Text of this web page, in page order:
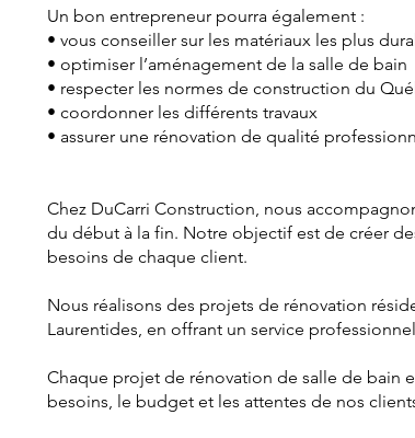
Un bon entrepreneur pourra également :
• vous conseiller sur les matériaux les plus
• optimiser l’aménagement de la salle de bain
• respecter les normes de construction du
• coordonner les différents travaux
• assurer une rénovation de qualité
Chez DuCarri Construction, nous
du début à la fin. Notre objectif est de créer
besoins de chaque client.
Nous réalisons des projets de rénovation
Laurentides, en offrant un service
Chaque projet de rénovation de salle de bain
besoins, le budget et les attentes de nos